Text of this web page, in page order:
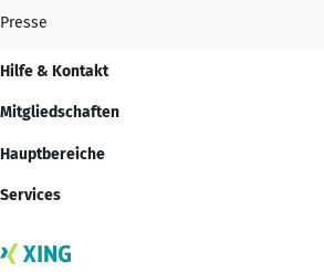
Presse
Hilfe & Kontakt
Mitgliedschaften
Hauptbereiche
Services